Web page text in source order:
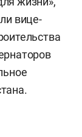
вице-